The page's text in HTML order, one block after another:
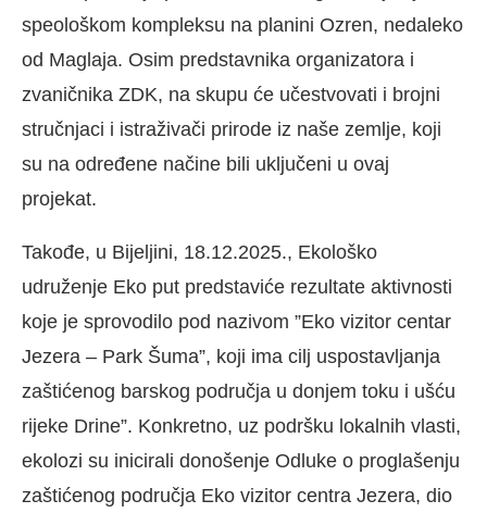
speološkom kompleksu na planini Ozren, nedaleko
od Maglaja. Osim predstavnika organizatora i
zvaničnika ZDK, na skupu će učestvovati i brojni
stručnjaci i istraživači prirode iz naše zemlje, koji
su na određene načine bili uključeni u ovaj
projekat.
Takođe, u Bijeljini, 18.12.2025., Ekološko
udruženje Eko put predstaviće rezultate aktivnosti
koje je sprovodilo pod nazivom ”Eko vizitor centar
Jezera – Park Šuma”, koji ima cilj uspostavljanja
zaštićenog barskog područja u donjem toku i ušću
rijeke Drine”. Konkretno, uz podršku lokalnih vlasti,
ekolozi su inicirali donošenje Odluke o proglašenju
zaštićenog područja Eko vizitor centra Jezera, dio